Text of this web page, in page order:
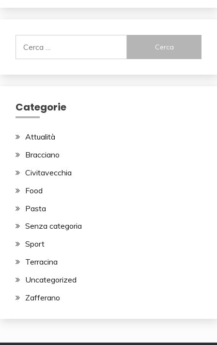
per:
Categorie
Attualità
Bracciano
Civitavecchia
Food
Pasta
Senza categoria
Sport
Terracina
Uncategorized
Zafferano